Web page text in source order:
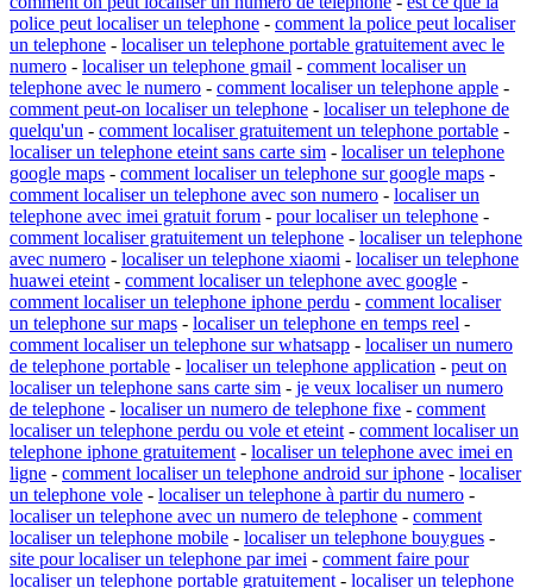
police peut localiser un telephone - comment la police peut localiser
un telephone - localiser un telephone portable gratuitement avec le
numero - localiser un telephone gmail - comment localiser un
telephone avec le numero - comment localiser un telephone apple -
comment peut-on localiser un telephone - localiser un telephone de
quelqu'un - comment localiser gratuitement un telephone portable -
localiser un telephone eteint sans carte sim - localiser un telephone
google maps - comment localiser un telephone sur google maps -
comment localiser un telephone avec son numero - localiser un
telephone avec imei gratuit forum - pour localiser un telephone -
comment localiser gratuitement un telephone - localiser un telephone
avec numero - localiser un telephone xiaomi - localiser un telephone
huawei eteint - comment localiser un telephone avec google -
comment localiser un telephone iphone perdu - comment localiser
un telephone sur maps - localiser un telephone en temps reel -
comment localiser un telephone sur whatsapp - localiser un numero
de telephone portable - localiser un telephone application - peut on
localiser un telephone sans carte sim - je veux localiser un numero
de telephone - localiser un numero de telephone fixe - comment
localiser un telephone perdu ou vole et eteint - comment localiser un
telephone iphone gratuitement - localiser un telephone avec imei en
ligne - comment localiser un telephone android sur iphone - localiser
un telephone vole - localiser un telephone à partir du numero -
localiser un telephone avec un numero de telephone - comment
localiser un telephone mobile - localiser un telephone bouygues -
site pour localiser un telephone par imei - comment faire pour
localiser un telephone portable gratuitement - localiser un telephone